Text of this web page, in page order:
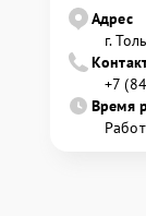
Адрес
г.
+7
Время